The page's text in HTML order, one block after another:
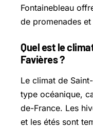
Fontainebleau
de promenades
Quel est le
Favières ?
Le climat de
type océanique,
de-France. Les
et les étés sont